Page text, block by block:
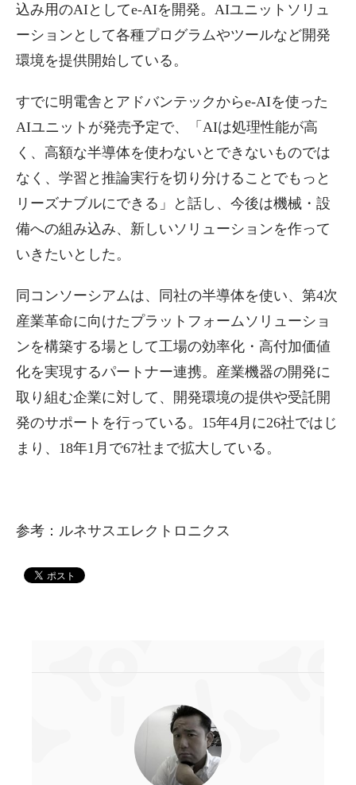
込み用のAIとしてe-AIを開発。AIユニットソリュ
ーションとして各種プログラムやツールなど開発
環境を提供開始している。
すでに明電舎とアドバンテックからe-AIを使った
AIユニットが発売予定で、「AIは処理性能が高
く、高額な半導体を使わないとできないものでは
なく、学習と推論実行を切り分けることでもっと
リーズナブルにできる」と話し、今後は機械・設
備への組み込み、新しいソリューションを作って
いきたいとした。
同コンソーシアムは、同社の半導体を使い、第4次
産業革命に向けたプラットフォームソリューショ
ンを構築する場として工場の効率化・高付加価値
化を実現するパートナー連携。産業機器の開発に
取り組む企業に対して、開発環境の提供や受託開
発のサポートを行っている。15年4月に26社ではじ
まり、18年1月で67社まで拡大している。
参考：ルネサスエレクトロニクス